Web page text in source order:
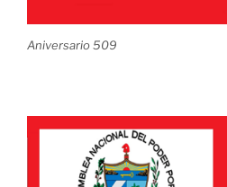
Aniversario 509